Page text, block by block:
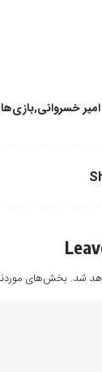
امیر خسروانی
شد. بخش‌های